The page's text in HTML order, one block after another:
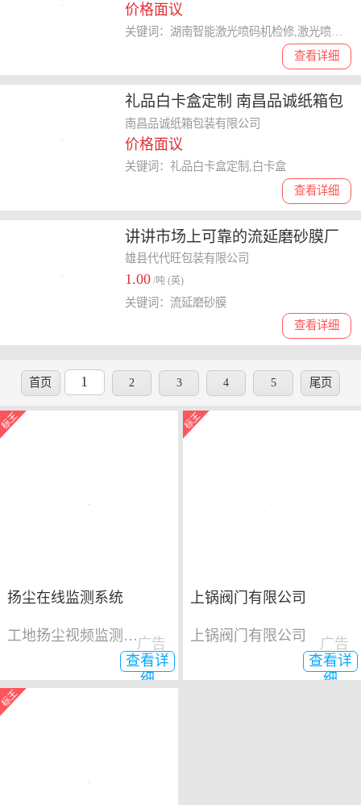
价格面议
查看详细
礼品白卡盒定制 南昌品诚纸箱包
装供应
南昌品诚纸箱包装有限公司
价格面议
查看详细
关键词：礼品白卡盒定制,白卡盒
讲讲市场上可靠的流延磨砂膜厂
商，收费标准是怎样
雄县代代旺包装有限公司
1.00 /吨 (英)
查看详细
关键词：流延磨砂膜
首页 1 2 3 4 5 尾页
扬尘在线监测系统
工地扬尘视频监测系统
查看详
细
广告
上锅阀门有限公司
上锅阀门有限公司
查看详
细
广告